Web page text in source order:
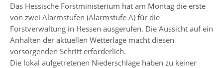
Das Hessische Forstministerium hat am Montag die erste
von zwei Alarmstufen (Alarmstufe A) für die
Forstverwaltung in Hessen ausgerufen. Die Aussicht auf ein
Anhalten der aktuellen Wetterlage macht diesen
vorsorgenden Schritt erforderlich.
Die lokal aufgetretenen Niederschläge haben zu keiner